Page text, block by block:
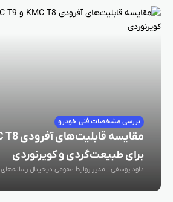
بررسی مشخصات فنی خودرو
برای طبیعت‌گردی و کویرنوردی
داود یوسفی - مدیر روابط عمومی دیجیتال رسانه‌های